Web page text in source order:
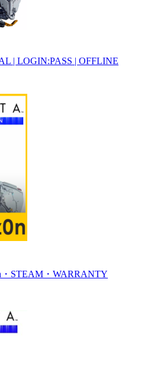
| LOGIN:PASS | OFFLINE
・STEAM・WARRANTY